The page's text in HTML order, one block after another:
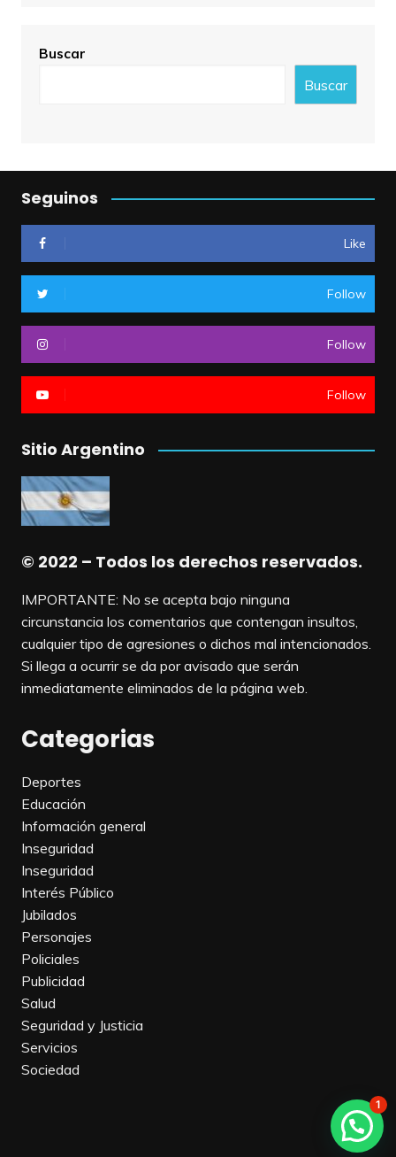
Buscar
Buscar
Seguinos
Like
Follow
Follow
Follow
Sitio Argentino
© 2022 – Todos los derechos reservados.
IMPORTANTE: No se acepta bajo ninguna
circunstancia los comentarios que contengan insultos,
cualquier tipo de agresiones o dichos mal intencionados.
Si llega a ocurrir se da por avisado que serán
inmediatamente eliminados de la página web.
Categorias
Deportes
Educación
Información general
Inseguridad
Inseguridad
Interés Público
Jubilados
Personajes
Policiales
Publicidad
Salud
Seguridad y Justicia
Servicios
Sociedad
1